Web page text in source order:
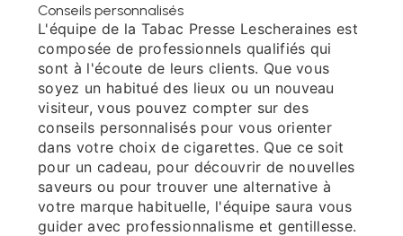
Conseils personnalisés
L'équipe de la Tabac Presse Lescheraines est
composée de professionnels qualifiés qui
sont à l'écoute de leurs clients. Que vous
soyez un habitué des lieux ou un nouveau
visiteur, vous pouvez compter sur des
conseils personnalisés pour vous orienter
dans votre choix de cigarettes. Que ce soit
pour un cadeau, pour découvrir de nouvelles
saveurs ou pour trouver une alternative à
votre marque habituelle, l'équipe saura vous
guider avec professionnalisme et gentillesse.